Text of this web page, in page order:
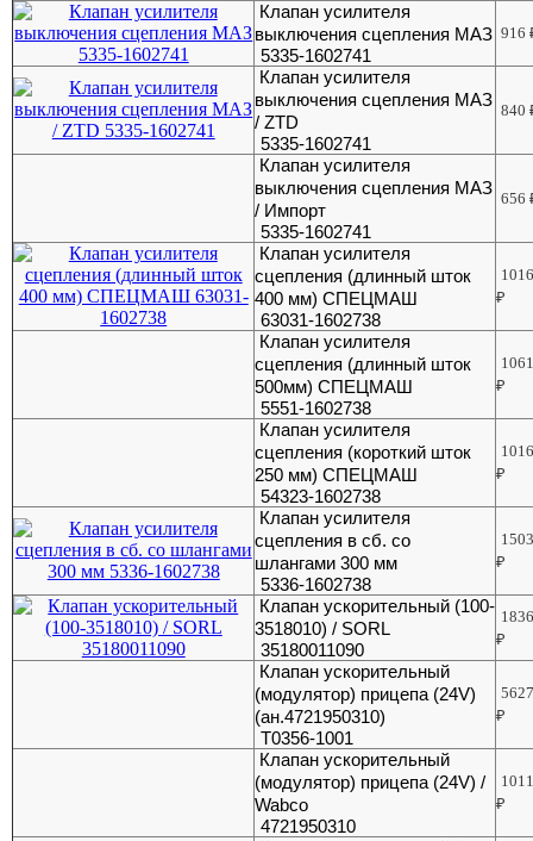
Клапан усилителя
выключения сцепления МАЗ
5335-1602741
916
Клапан усилителя
выключения сцепления МАЗ
/ ZTD
5335-1602741
840
Клапан усилителя
выключения сцепления МАЗ
/ Импорт
5335-1602741
656
Клапан усилителя
сцепления (длинный шток
400 мм) СПЕЦМАШ
63031-1602738
₽
Клапан усилителя
сцепления (длинный шток
500мм) СПЕЦМАШ
5551-1602738
₽
Клапан усилителя
сцепления (короткий шток
250 мм) СПЕЦМАШ
54323-1602738
₽
Клапан усилителя
сцепления в сб. со
шлангами 300 мм
5336-1602738
₽
Клапан ускорительный (100-
3518010) / SORL
35180011090
₽
Клапан ускорительный
(модулятор) прицепа (24V)
(ан.4721950310)
Т0356-1001
₽
Клапан ускорительный
(модулятор) прицепа (24V) /
Wabco
4721950310
₽